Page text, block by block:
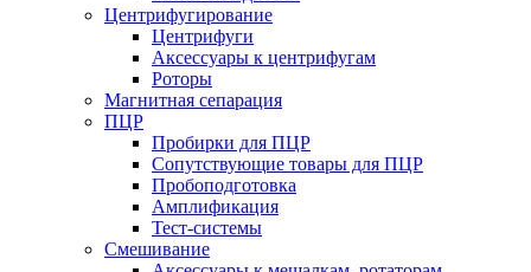
Центрифугирование
Центрифуги
Аксессуары к центрифугам
Роторы
Магнитная сепарация
ПЦР
Пробирки для ПЦР
Сопутствующие товары для ПЦР
Пробоподготовка
Амплификация
Тест-системы
Смешивание